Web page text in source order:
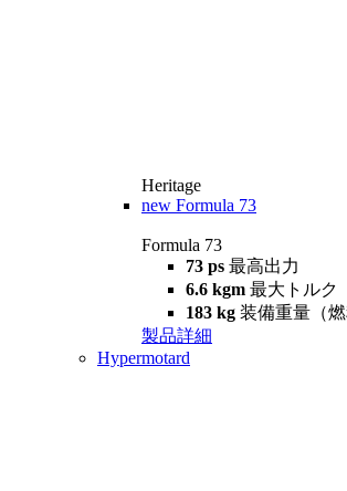
Heritage
new Formula 73
Formula 73
73 ps 最高出力
6.6 kgm 最大トルク
183 kg 装備重量（燃
製品詳細
Hypermotard